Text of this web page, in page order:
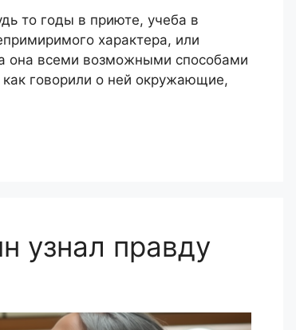
то годы в приюте, учеба в
характера, или
она всеми возможными способами
как говорили о ней окружающие,
узнал правду